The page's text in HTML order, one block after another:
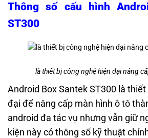
Thông số cấu hình
ST300
là thiết bị công nghệ hiện đại nâng
Android Box Santek ST300 là
đại để nâng cấp màn hình ô tô
android đa tác vụ nhưng vẫn giữ
kiện này có thông số kỹ thuật